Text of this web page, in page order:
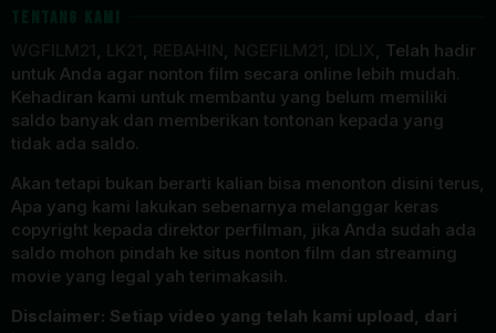
, , , ,
, Telah hadir
untuk Anda agar nonton film secara online lebih mudah.
Kehadiran kami untuk membantu yang belum memiliki
saldo banyak dan memberikan tontonan kepada yang
tidak ada saldo.
Akan tetapi bukan berarti kalian bisa menonton disini terus,
Apa yang kami lakukan sebenarnya melanggar keras
copyright kepada direktor perfilman, jika Anda sudah ada
saldo mohon pindah ke situs nonton film dan streaming
movie yang legal yah terimakasih.
Disclaimer: Setiap video yang telah kami upload, dari